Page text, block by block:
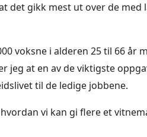
det gikk mest ut over de med
voksne i alderen 25 til 66 år
jeg at en av de viktigste
til de ledige jobbene.
vi kan gi flere et